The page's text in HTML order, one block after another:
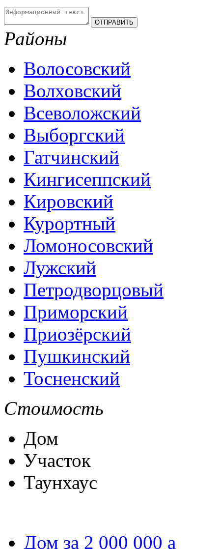
Районы
Волосовский
Волховский
Всеволожский
Выборгский
Гатчинский
Кингисеппский
Кировский
Курортный
Ломоносовский
Лужский
Петродворцовый
Приморский
Приозёрский
Пушкинский
Тосненский
Стоимость
Дом
Участок
Таунхаус
Дом за 2 000 000 a